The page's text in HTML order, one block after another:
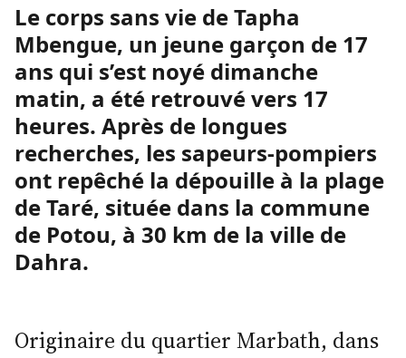
Le corps sans vie de Tapha
Mbengue, un jeune garçon de 17
ans qui s’est noyé dimanche
matin, a été retrouvé vers 17
heures. Après de longues
recherches, les sapeurs-pompiers
ont repêché la dépouille à la plage
de Taré, située dans la commune
de Potou, à 30 km de la ville de
Dahra.
Originaire du quartier Marbath, dans